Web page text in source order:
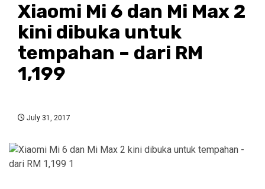
Xiaomi Mi 6 dan Mi Max 2
kini dibuka untuk
tempahan – dari RM
1,199
July 31, 2017